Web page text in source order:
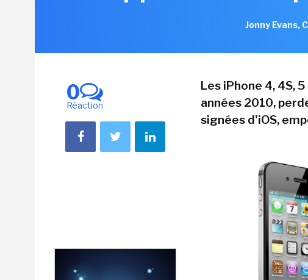
Jonny Evans,
0
Réaction
Les iPhone 4, 4S,
années 2010,
signées d'iOS,